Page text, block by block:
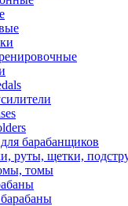
барабанщиков
руты, щетки,
томы